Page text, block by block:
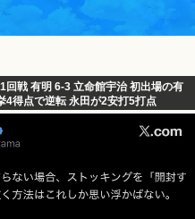
1回戦 有明 6-3 立命館宇治 初出場の有
4得点で逆転 永田が2安打5打点